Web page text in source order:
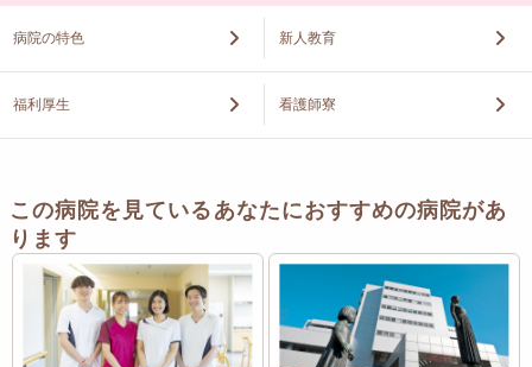
病院の特色 新人教育
福利厚生 看護師寮
この病院を見ているあなたにおすすめの病院があ
ります